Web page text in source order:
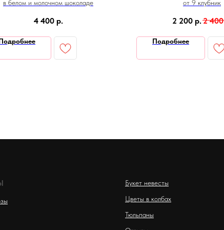
в белом и молочном шоколаде
4 400 р.
от 9 клубник
2 200 р.2 400
Подробнее
Букет невесты
Цветы в колбах
Тюльпаны